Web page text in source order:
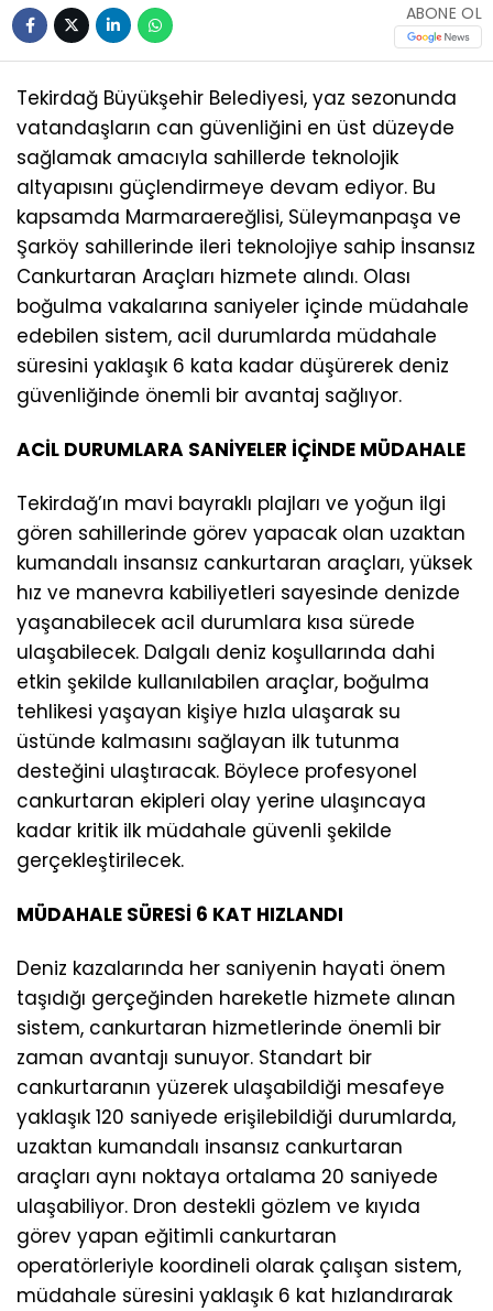
ABONE OL
Tekirdağ Büyükşehir Belediyesi, yaz sezonunda
vatandaşların can güvenliğini en üst düzeyde
sağlamak amacıyla sahillerde teknolojik
altyapısını güçlendirmeye devam ediyor. Bu
kapsamda Marmaraereğlisi, Süleymanpaşa ve
Şarköy sahillerinde ileri teknolojiye sahip İnsansız
Cankurtaran Araçları hizmete alındı. Olası
boğulma vakalarına saniyeler içinde müdahale
edebilen sistem, acil durumlarda müdahale
süresini yaklaşık 6 kata kadar düşürerek deniz
güvenliğinde önemli bir avantaj sağlıyor.
ACİL DURUMLARA SANİYELER İÇİNDE MÜDAHALE
Tekirdağ’ın mavi bayraklı plajları ve yoğun ilgi
gören sahillerinde görev yapacak olan uzaktan
kumandalı insansız cankurtaran araçları, yüksek
hız ve manevra kabiliyetleri sayesinde denizde
yaşanabilecek acil durumlara kısa sürede
ulaşabilecek. Dalgalı deniz koşullarında dahi
etkin şekilde kullanılabilen araçlar, boğulma
tehlikesi yaşayan kişiye hızla ulaşarak su
üstünde kalmasını sağlayan ilk tutunma
desteğini ulaştıracak. Böylece profesyonel
cankurtaran ekipleri olay yerine ulaşıncaya
kadar kritik ilk müdahale güvenli şekilde
gerçekleştirilecek.
MÜDAHALE SÜRESİ 6 KAT HIZLANDI
Deniz kazalarında her saniyenin hayati önem
taşıdığı gerçeğinden hareketle hizmete alınan
sistem, cankurtaran hizmetlerinde önemli bir
zaman avantajı sunuyor. Standart bir
cankurtaranın yüzerek ulaşabildiği mesafeye
yaklaşık 120 saniyede erişilebildiği durumlarda,
uzaktan kumandalı insansız cankurtaran
araçları aynı noktaya ortalama 20 saniyede
ulaşabiliyor. Dron destekli gözlem ve kıyıda
görev yapan eğitimli cankurtaran
operatörleriyle koordineli olarak çalışan sistem,
müdahale süresini yaklaşık 6 kat hızlandırarak